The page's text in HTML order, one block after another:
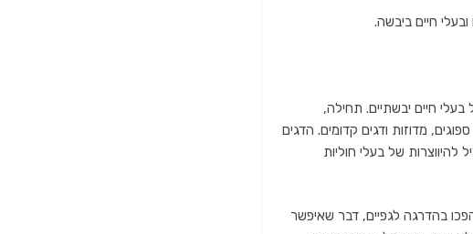
חיים ביבשה.
חיים יבשתיים. תחילה,
מדוזות ודגים קדומים. הדגים
של בעלי חוליות
בהדרגה לגפיים, דבר שאיפשר